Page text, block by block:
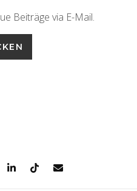
Beiträge via E-Mail.